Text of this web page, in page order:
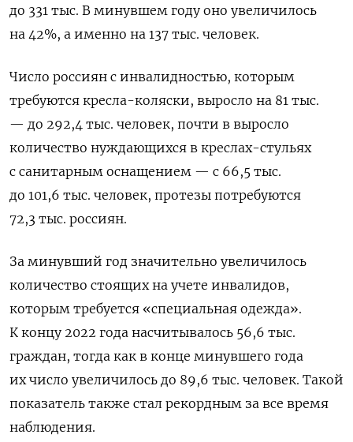
до 331 тыс. В минувшем году оно увеличилось
на 42%, а именно на 137 тыс. человек.
Число россиян с инвалидностью, которым
требуются кресла-коляски, выросло на 81 тыс.
— до 292,4 тыс. человек, почти в выросло
количество нуждающихся в креслах-стульях
с санитарным оснащением — с 66,5 тыс.
до 101,6 тыс. человек, протезы потребуются
72,3 тыс. россиян.
За минувший год значительно увеличилось
количество стоящих на учете инвалидов,
которым требуется «специальная одежда».
К концу 2022 года насчитывалось 56,6 тыс.
граждан, тогда как в конце минувшего года
их число увеличилось до 89,6 тыс. человек. Такой
показатель также стал рекордным за все время
наблюдения.